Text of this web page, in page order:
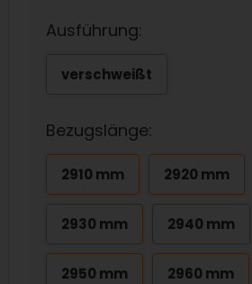
Ausführung:
verschweißt
Bezugslänge:
2910 mm 2920 mm
2930 mm 2940 mm
2950 mm 2960 mm